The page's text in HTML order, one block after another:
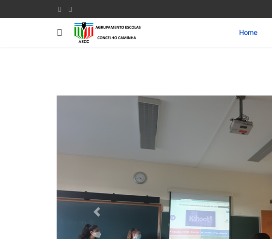
Home
Previous